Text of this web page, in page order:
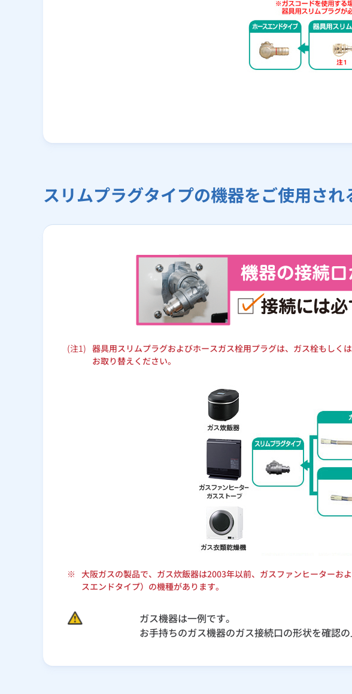
スリムプラグタイプの機器をご使用され
(注1) 器具用スリムプラグおよびホースガス栓用プラグは、ガス栓もしく
お取り替えください。
※ 大阪ガスの製品で、ガス炊飯器は2003年以前、ガスファンヒーターお
スエンドタイプ）の機種があります。
ガス機器は一例です。
お手持ちのガス機器のガス接続口の形状を確認